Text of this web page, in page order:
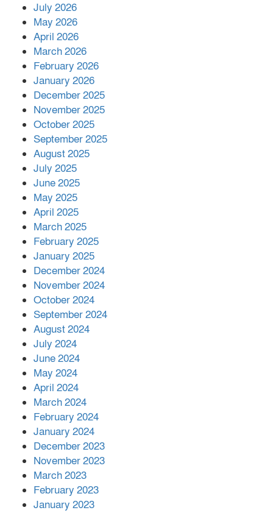
পর ফোন তারেক রহমানের,গ্যাস সঙ্কট
সহায়তা দিলেন সাচিং প্রু জেরী
July 2026
May 2026
April 2026
March 2026
February 2026
January 2026
December 2025
November 2025
October 2025
September 2025
August 2025
July 2025
June 2025
May 2025
April 2025
March 2025
February 2025
January 2025
December 2024
November 2024
October 2024
September 2024
August 2024
July 2024
June 2024
May 2024
April 2024
March 2024
February 2024
January 2024
December 2023
November 2023
March 2023
February 2023
January 2023